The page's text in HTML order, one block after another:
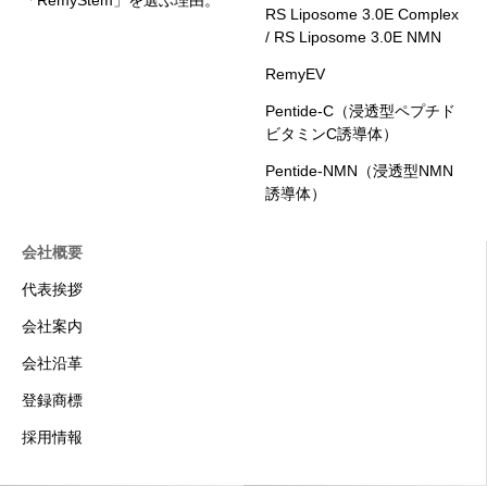
RS Liposome 3.0E Complex
/ RS Liposome 3.0E NMN
RemyEV
Pentide-C（浸透型ペプチド
ビタミンC誘導体）
Pentide-NMN（浸透型NMN
誘導体）
会社概要
代表挨拶
会社案内
会社沿革
登録商標
採用情報